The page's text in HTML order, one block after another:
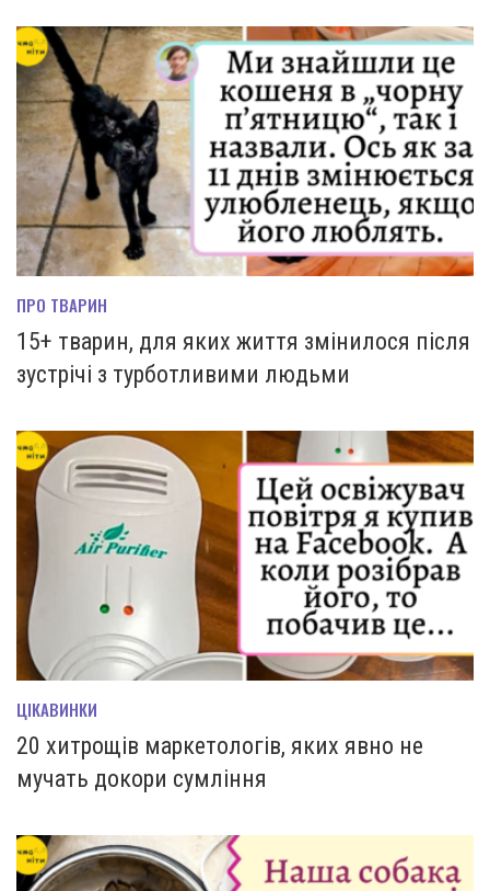
ПРО ТВАРИН
15+ тварин, для яких життя змінилося після
зустрічі з турботливими людьми
ЦІКАВИНКИ
20 хитрощів маркетологів, яких явно не
мучать докори сумління